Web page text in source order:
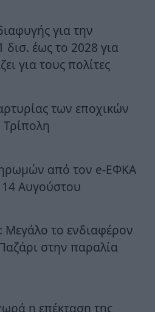
για την
δισ. έως το 2028 για
για τους πολίτες
των εποχικών
από τον e-ΕΦΚΑ
14 Αυγούστου
το ενδιαφέρον
στην παραλία
η επέκταση της